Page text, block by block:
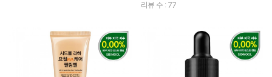
리뷰 수 : 77